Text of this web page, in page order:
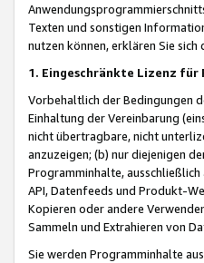
Texten und sonstigen
nutzen können, erklären Sie sich
1. Eingeschränkte Lizenz für
Vorbehaltlich der Bedingungen
Einhaltung der Vereinbarung
nicht übertragbare, nicht
anzuzeigen; (b) nur diejenigen
Programminhalte,
API, Datenfeeds und Produkt-
Kopieren oder andere
Sammeln und Extrahieren von
Sie werden Programminhalte